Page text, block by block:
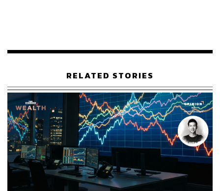
ขึ้น จากการให้บริการโซลูชันด้านบรรจุภัณฑ์แบบครบวงจร
ขณะที่อัตรากำไรขั้นต้น 4Q64 คาดว่าจะลดลง YoY สู่ 17.2%
(ลดลง 0.20%YoY และลดลง 0.10%QoQ) โดย Margin 4Q64
จากสายธุรกิจบรรจุภัณฑ์แบบครบวงจรจะลดลง เนื่องจาก
ต้นทุน RCP ที่แท้จริงน่าจะอยู่ในระดับสูง เมื่อพิจารณาจาก
การเก็บสินคงคลังไว้ไม่เกิน 2 เดือน และต้นทุน RCP ใน
ตลาด Spot ที่ทำจุดสูงสุดในรอบ 3 ปีใน 3Q64 ที่ 310 ดอลลาร์
ต่อตัน (ลดลง 96%YoY และลดลง 13%QoQ) และ 280
ดอลลาร์สหรัฐต่อตัน ใน 4Q64 (ลดลง 10%QoQ จากการจัด
เก็บ RCP ภายในประเทศได้ดีขึ้น เนื่องจากสถานการณ์โควิด
ปรับตัวดีขึ้น แต่เพิ่มขึ้น 55%YoY เพราะต้นทุนค่าระวางสูง)
RELATED STORIES